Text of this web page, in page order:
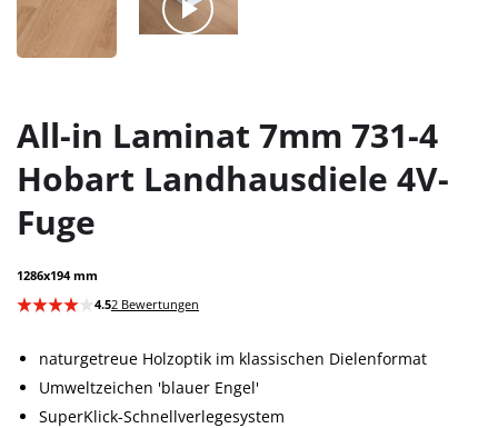
All-in Laminat 7mm 731-4
Hobart Landhausdiele 4V-
Fuge
1286x194 mm
4.52 Bewertungen
naturgetreue Holzoptik im klassischen Dielenformat
Umweltzeichen 'blauer Engel'
SuperKlick-Schnellverlegesystem